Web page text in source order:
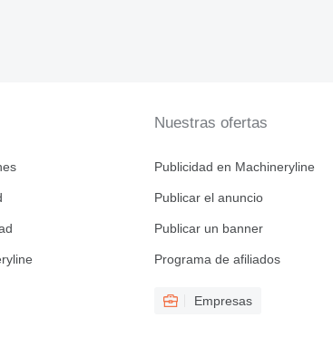
Nuestras ofertas
Publicidad en Machineryline
Publicar el anuncio
Publicar un banner
Programa de afiliados
Empresas